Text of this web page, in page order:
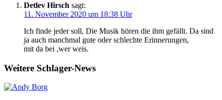
Detlev Hirsch sagt:
11. November 2020 um 18:38 Uhr
Ich finde jeder soll, Die Musik hören die ihm gefällt. Da sind
ja auch manchmal gute oder schlechte Erinnerungen,
mit da bei ,wer weis.
Weitere Schlager-News